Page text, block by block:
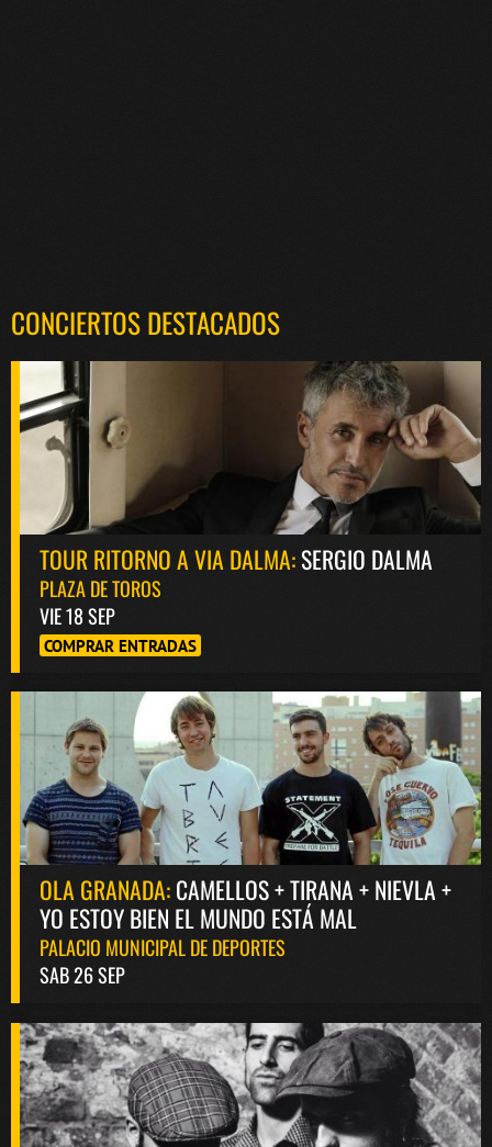
CONCIERTOS DESTACADOS
TOUR RITORNO A VIA DALMA:SERGIO DALMA
PLAZA DE TOROS
VIE 18 SEP
COMPRAR ENTRADAS
OLA GRANADA:CAMELLOS + TIRANA + NIEVLA +
YO ESTOY BIEN EL MUNDO ESTÁ MAL
PALACIO MUNICIPAL DE DEPORTES
SAB 26 SEP